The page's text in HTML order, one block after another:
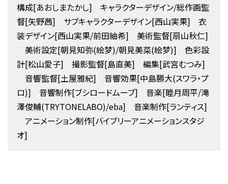
構成[あおしまたかし] キャラクターデザイン/総作画監
督[矢野茜] サブキャラクターデザイン[西山実果] 衣
装デザイン[西山実果/前田紬希] 美術監督[扇山秋仁]
美術設定[朝見知弥(絵梦)/朝見美菜(絵梦)] 色彩設
計[松山愛子] 撮影監督[島直美] 編集[武宮むつみ]
音響監督[土屋雅紀] 音響効果[中島勝大(スワラ・プ
ロ)] 音響制作[ブシロードムーブ] 音楽[睦月周平/滝
澤俊輔(TRYTONELABO)/eba] 音楽制作[ランティス]
アニメーション制作[バイブリーアニメーションスタジ
オ]